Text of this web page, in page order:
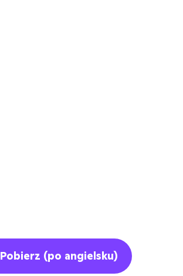
Pobierz (po angielsku)